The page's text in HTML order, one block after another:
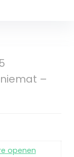
–
openen